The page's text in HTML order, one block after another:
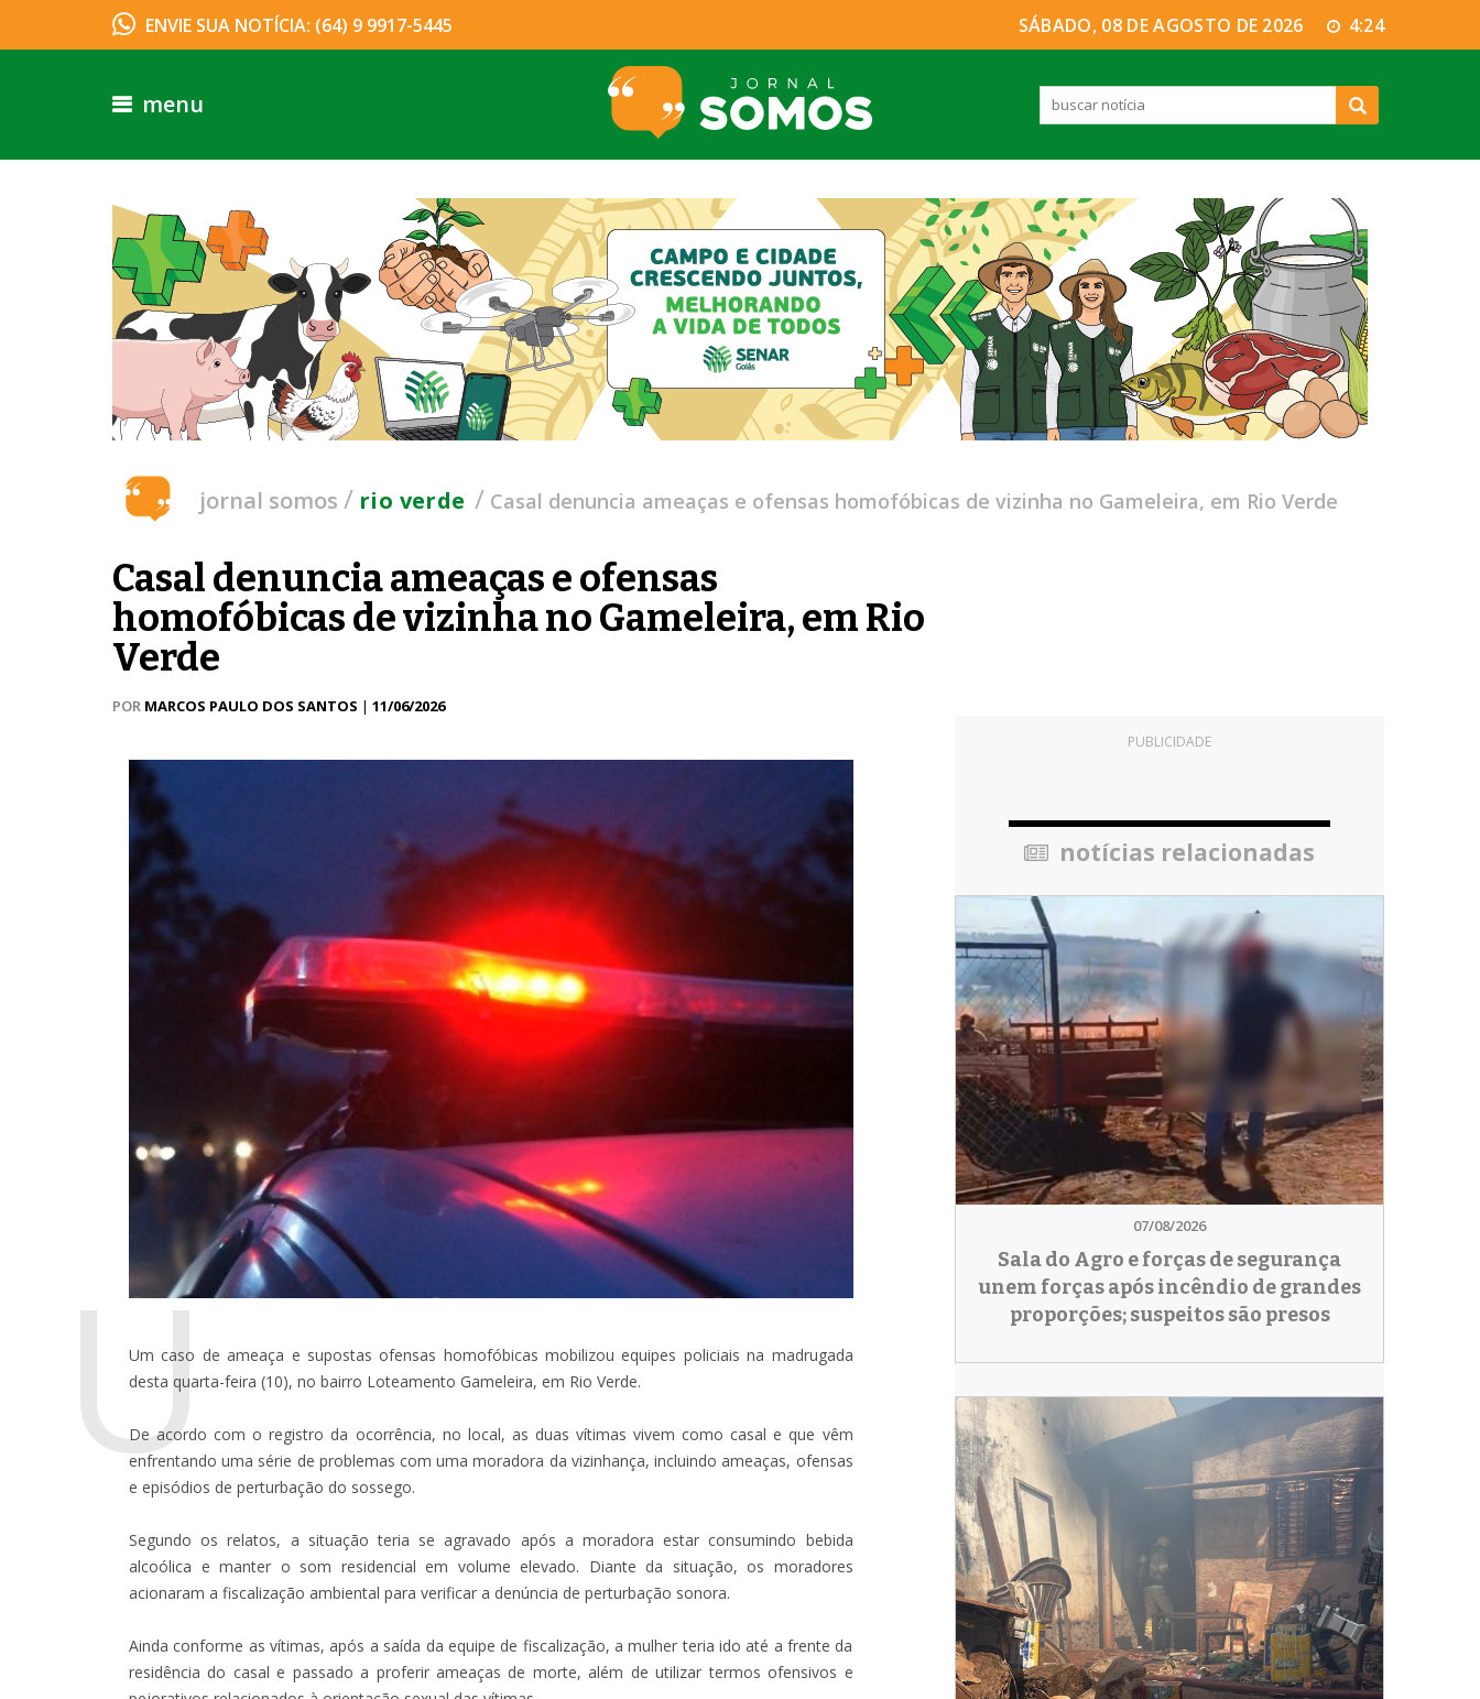
ENVIE SUA NOTÍCIA: (64) 9 9917-5445 SÁBADO, 08 DE AGOSTO DE 2026 4:24
menu
jornal somos / rio verde / Casal denuncia ameaças e ofensas homofóbicas de vizinha no Gameleira, em Rio Verde
Casal denuncia ameaças e ofensas
homofóbicas de vizinha no Gameleira, em Rio
Verde
POR MARCOS PAULO DOS SANTOS | 11/06/2026
U
Um caso de ameaça e supostas ofensas homofóbicas mobilizou equipes policiais na madrugada
desta quarta-feira (10), no bairro Loteamento Gameleira, em Rio Verde.
De acordo com o registro da ocorrência, no local, as duas vítimas vivem como casal e que vêm
enfrentando uma série de problemas com uma moradora da vizinhança, incluindo ameaças, ofensas
e episódios de perturbação do sossego.
Segundo os relatos, a situação teria se agravado após a moradora estar consumindo bebida
alcoólica e manter o som residencial em volume elevado. Diante da situação, os moradores
acionaram a fiscalização ambiental para verificar a denúncia de perturbação sonora.
Ainda conforme as vítimas, após a saída da equipe de fiscalização, a mulher teria ido até a frente da
residência do casal e passado a proferir ameaças de morte, além de utilizar termos ofensivos e
PUBLICIDADE
notícias relacionadas
07/08/2026
Sala do Agro e forças de segurança
unem forças após incêndio de grandes
proporções; suspeitos são presos